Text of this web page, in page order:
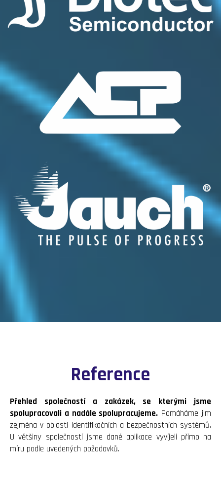
Reference
Přehled společností a zakázek, se kterými jsme
spolupracovali a nadále spolupracujeme. Pomáháme jim
zejména v oblasti identifikačních a bezpečnostních systémů.
U většiny společností jsme dané aplikace vyvíjeli přímo na
míru podle uvedených požadavků.